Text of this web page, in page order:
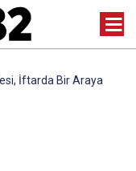
İftarda Bir Araya